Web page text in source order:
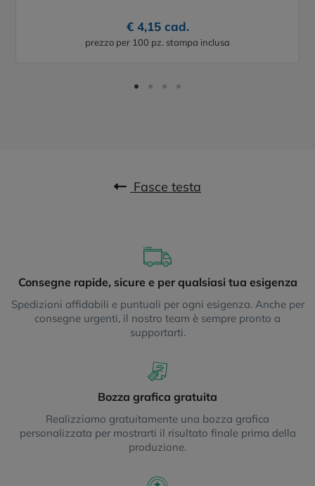
€ 4,15 cad.
prezzo per 100 pz. stampa inclusa
Fasce testa
Consegne rapide, sicure e per qualsiasi tua esigenza
Spedizioni affidabili e puntuali per ogni esigenza. Anche per
consegne urgenti, il nostro team è sempre pronto a
supportarti.
Bozza grafica gratuita
Realizziamo gratuitamente una bozza grafica
personalizzata per mostrarti il risultato finale prima della
produzione.